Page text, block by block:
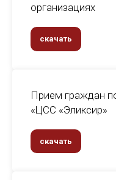
организациях
скачать
Прием граждан
«ЦСС «Эликсир»
скачать